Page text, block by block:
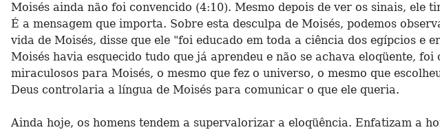
Moisés ainda não foi convencido (4:10). Mesmo depois de ver os sinais, ele
É a mensagem que importa. Sobre esta desculpa de Moisés, podemos
vida de Moisés, disse que ele "foi educado em toda a ciência dos egípcios
Moisés havia esquecido tudo que já aprendeu e não se achava eloqüente,
miraculosos para Moisés, o mesmo que fez o universo, o mesmo que
Deus controlaria a língua de Moisés para comunicar o que ele queria.
Ainda hoje, os homens tendem a supervalorizar a eloqüência. Enfatizam a